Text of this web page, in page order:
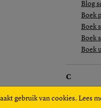
gebruik van cookies. Lees
Blog
Boek
Boek
Boek
Boek
C